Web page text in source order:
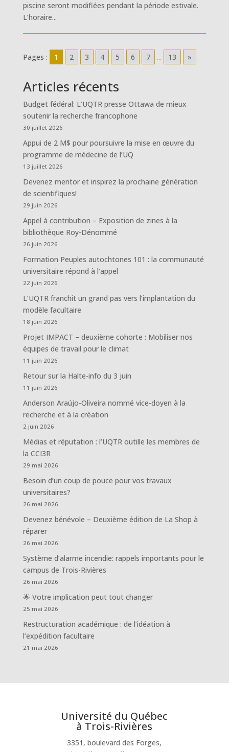
piscine seront modifiées pendant la période estivale.
L’horaire...
Pages : 1 2 3 4 5 6 7 ... 13 »
Articles récents
Budget fédéral: L’UQTR presse Ottawa de mieux
soutenir la recherche francophone
30 juillet 2026
Appui de 2 M$ pour poursuivre la mise en œuvre du
programme de médecine de l’UQ
13 juillet 2026
Devenez mentor et inspirez la prochaine génération
de scientifiques!
29 juin 2026
Appel à contribution – Exposition de zines à la
bibliothèque Roy-Dénommé
26 juin 2026
Formation Peuples autochtones 101 : la communauté
universitaire répond à l’appel
22 juin 2026
L’UQTR franchit un grand pas vers l’implantation du
modèle facultaire
18 juin 2026
Projet IMPACT – deuxième cohorte : Mobiliser nos
équipes de travail pour le climat
11 juin 2026
Retour sur la Halte-info du 3 juin
11 juin 2026
Anderson Araújo-Oliveira nommé vice-doyen à la
recherche et à la création
2 juin 2026
Médias et réputation : l’UQTR outille les membres de
la CCI3R
29 mai 2026
Besoin d’un coup de pouce pour vos travaux
universitaires?
26 mai 2026
Devenez bénévole – Deuxième édition de La Shop à
réparer
26 mai 2026
Système d’alarme incendie: rappels importants pour le
campus de Trois-Rivières
26 mai 2026
🌟 Votre implication peut tout changer
25 mai 2026
Restructuration académique : de l’idéation à
l’expédition facultaire
21 mai 2026
Université du Québec
à Trois-Rivières
3351, boulevard des Forges,